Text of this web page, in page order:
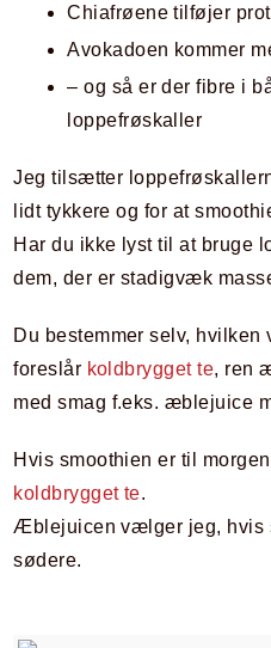
Chiafrøene tilføjer
Avokadoen kommer
– og så er der fibre i
loppefrøskaller
Jeg tilsætter
lidt tykkere og for at
Har du ikke lyst til at bruge
dem, der er stadigvæk
Du bestemmer selv,
foreslår koldbrygget te, ren
med smag f.eks. æblejuice
Hvis smoothien er til
koldbrygget te.
Æblejuicen vælger jeg, hvis
sødere.